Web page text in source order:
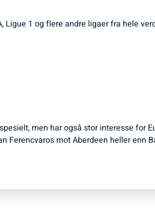
Ligue 1 og flere andre ligaer fra hele
men har også stor interesse for
Ferencvaros mot Aberdeen heller enn